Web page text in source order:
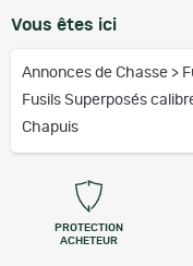
Vous êtes ici
Annonces de Chasse >
Fusils Superposés
Chapuis
PROTECTION
ACHETEUR